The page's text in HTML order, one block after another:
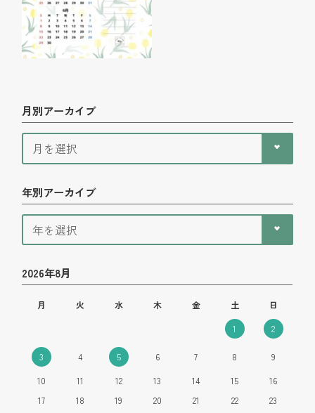
月別アーカイブ
年別アーカイブ
2026年8月
月 火 水 木 金 土 日
1 2
3 4 5 6 7 8
9
10
11 12 13 14 15
16
17
18 19 20 21 22
23